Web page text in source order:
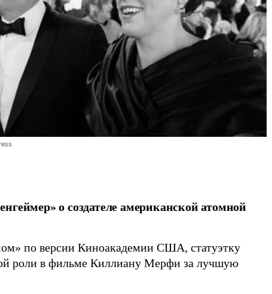
о создателе американской атомной
по версии Киноакадемии США, статуэтку
роли в фильме Киллиану Мерфи за лучшую